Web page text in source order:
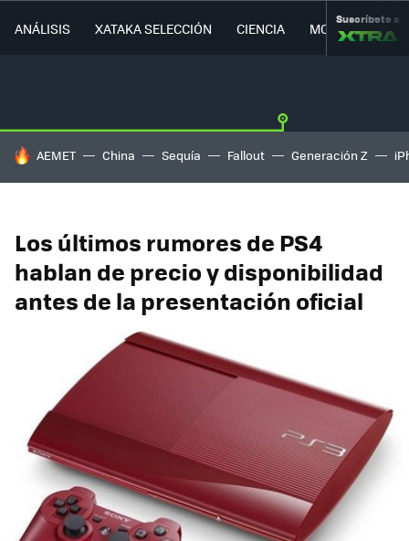
ANÁLISIS XATAKA SELECCIÓN CIENCIA MOVILIDAD
Suscríbete a
HOY SE HABLA DE
AEMET China Sequía Fallout Generación Z
Los últimos rumores de PS4
hablan de precio y disponibilidad
antes de la presentación oficial